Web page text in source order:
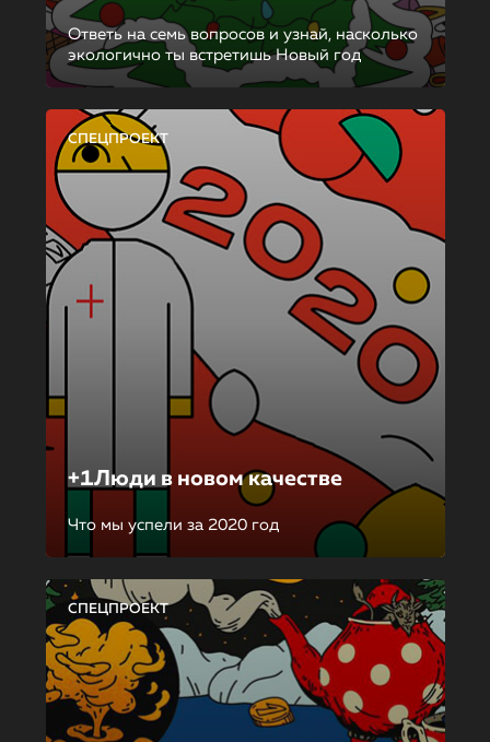
Ответь на семь вопросов и узнай, насколько
экологично ты встретишь Новый год
СПЕЦПРОЕКТ
+1Люди в новом качестве
Что мы успели за 2020 год
СПЕЦПРОЕКТ